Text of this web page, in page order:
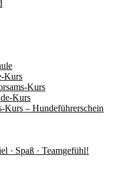
Kurs
Kurs
Kurs
Kurs – Hundeführerschein
· Spaß · Teamgefühl!